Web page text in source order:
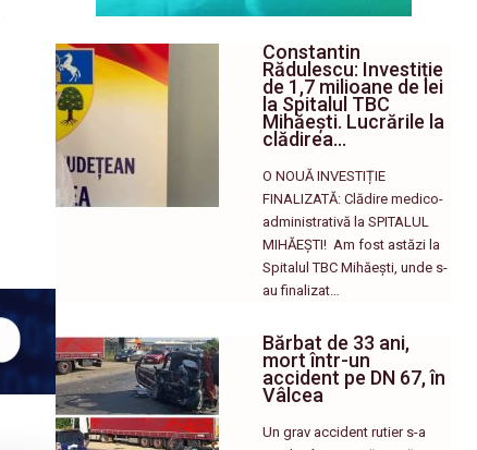
Constantin
Rădulescu: Investiție
de 1,7 milioane de lei
la Spitalul TBC
Mihăești. Lucrările la
clădirea…
O NOUĂ INVESTIȚIE
FINALIZATĂ: Clădire medico-
administrativă la SPITALUL
MIHĂEȘTI! ​ Am fost astăzi la
Spitalul TBC Mihăești, unde s-
au finalizat…
Bărbat de 33 ani,
mort într-un
accident pe DN 67, în
Vâlcea
Un grav accident rutier s-a